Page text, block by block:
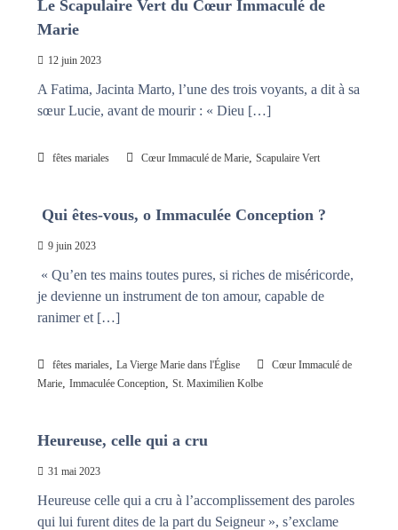
Le Scapulaire Vert du Cœur Immaculé de
Marie
12 juin 2023
A Fatima, Jacinta Marto, l’une des trois voyants, a dit à sa
sœur Lucie, avant de mourir : « Dieu […]
fêtes mariales Cœur Immaculé de Marie, Scapulaire Vert
Qui êtes-vous, o Immaculée Conception ?
9 juin 2023
« Qu’en tes mains toutes pures, si riches de miséricorde,
je devienne un instrument de ton amour, capable de
ranimer et […]
fêtes mariales, La Vierge Marie dans l'Église
Cœur Immaculé de
Marie, Immaculée Conception, St. Maximilien Kolbe
Heureuse, celle qui a cru
31 mai 2023
Heureuse celle qui a cru à l’accomplissement des paroles
qui lui furent dites de la part du Seigneur », s’exclame